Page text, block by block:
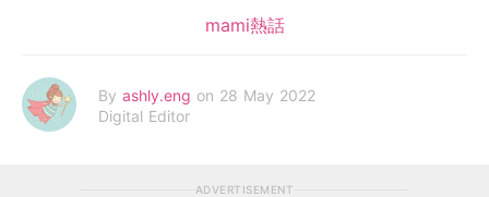
mami熱話
By ashly.eng on 28 May 2022
Digital Editor
ADVERTISEMENT